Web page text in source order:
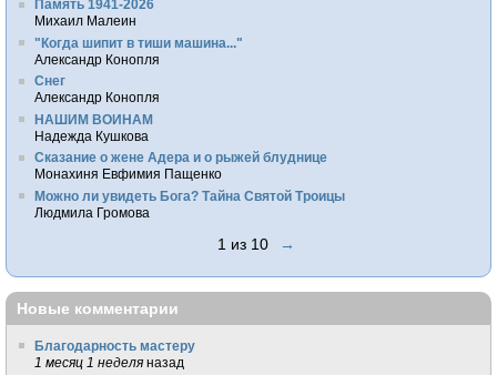
Память 1941-2026
Михаил Малеин
"Когда шипит в тиши машина..."
Александр Конопля
Снег
Александр Конопля
НАШИМ ВОИНАМ
Надежда Кушкова
Сказание о жене Адера и о рыжей блуднице
Монахиня Евфимия Пащенко
Можно ли увидеть Бога? Тайна Святой Троицы
Людмила Громова
1 из 10 →
Новые комментарии
Благодарность мастеру
1 месяц 1 неделя назад